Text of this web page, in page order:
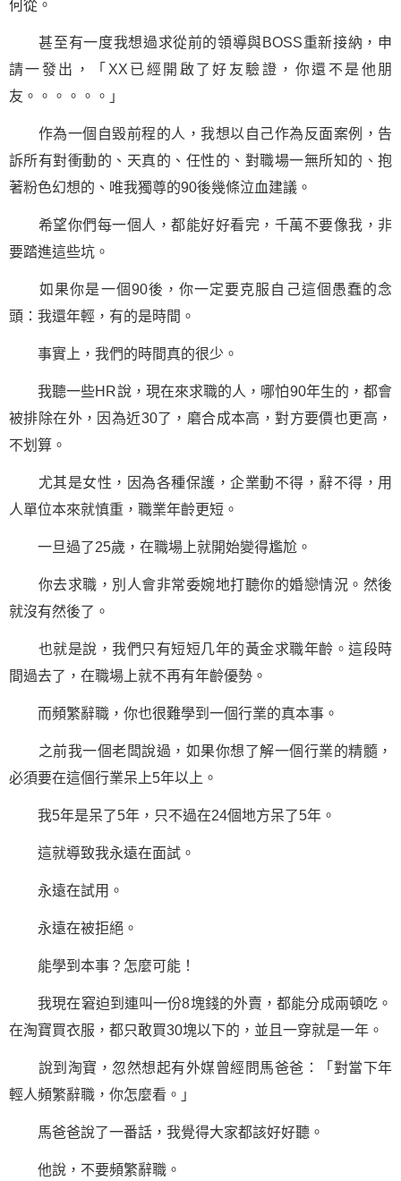
何從。
甚至有一度我想過求從前的領導與BOSS重新接納，申
請一發出，「XX已經開啟了好友驗證，你還不是他朋
友。。。。。。」
作為一個自毀前程的人，我想以自己作為反面案例，告
訴所有對衝動的、天真的、任性的、對職場一無所知的、抱
著粉色幻想的、唯我獨尊的90後幾條泣血建議。
希望你們每一個人，都能好好看完，千萬不要像我，非
要踏進這些坑。
如果你是一個90後，你一定要克服自己這個愚蠢的念
頭：我還年輕，有的是時間。
事實上，我們的時間真的很少。
我聽一些HR說，現在來求職的人，哪怕90年生的，都會
被排除在外，因為近30了，磨合成本高，對方要價也更高，
不划算。
尤其是女性，因為各種保護，企業動不得，辭不得，用
人單位本來就慎重，職業年齡更短。
一旦過了25歲，在職場 上就開始變得尷尬。
你去求職，別人會非常委婉地打聽你的婚戀情況。然後
就沒有然後了。
也就是說，我們只有短短几年的黃金求職年齡。這段時
間過去了，在職場上就不再有年齡優勢。
而頻繁辭職，你也很難學到一個行業的真本事。
之前我一個老闆說過，如果你想了解一個行業的精髓，
必須要在這個行業呆上5年以上。
我5年是呆了5年，只不過在24個地方呆了5年。
這就導致我永遠在面試。
永遠在試用。
永遠在被拒絕。
能學到本事？怎麼可能！
我現在窘迫到連叫一份8塊錢的外賣，都能分成兩頓吃。
在淘寶買衣服，都只敢買30塊以下的，並且一穿就是一年。
說到淘寶，忽然想起有外媒曾經問馬爸爸：「對當下年
輕人頻繁辭職，你怎麼看。」
馬爸爸說了一番話，我覺得大家都該好好聽。
他說，不要頻繁辭職。